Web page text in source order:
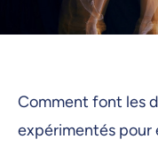
Comment font les
expérimentés pour